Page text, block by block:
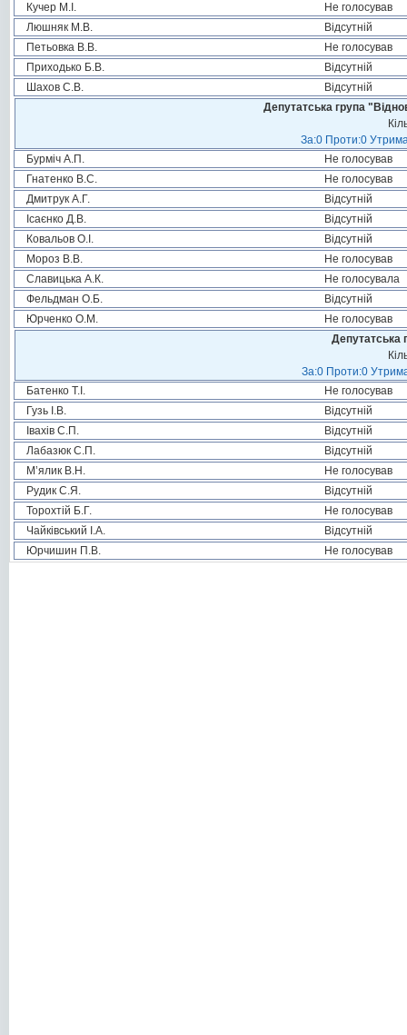
Кучер М.І.
Не голосував
Люшняк М.В.
Відсутній
Петьовка В.В.
Не голосував
Приходько Б.В.
Відсутній
Шахов С.В.
Відсутній
Депутатська група
За:0 Проти:0
Бурміч А.П.
Не голосував
Гнатенко В.С.
Не голосував
Дмитрук А.Г.
Відсутній
Ісаєнко Д.В.
Відсутній
Ковальов О.І.
Відсутній
Мороз В.В.
Не голосував
Славицька А.К.
Не голосувала
Фельдман О.Б.
Відсутній
Юрченко О.М.
Не голосував
Депутатська
За:0 Проти:0
Батенко Т.І.
Не голосував
Гузь І.В.
Відсутній
Івахів С.П.
Відсутній
Лабазюк С.П.
Відсутній
М’ялик В.Н.
Не голосував
Рудик С.Я.
Відсутній
Торохтій Б.Г.
Не голосував
Чайківський І.А.
Відсутній
Юрчишин П.В.
Не голосував